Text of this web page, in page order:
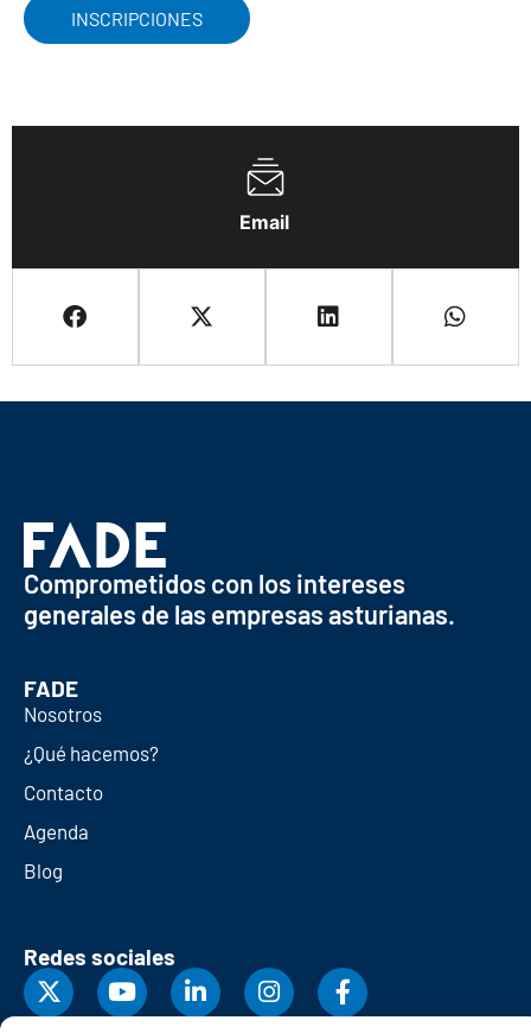
Email
INSCRIPCIONES
Comprometidos con los intereses
generales de las empresas asturianas.
FADE
Nosotros
¿Qué hacemos?
Contacto
Agenda
Blog
Redes sociales